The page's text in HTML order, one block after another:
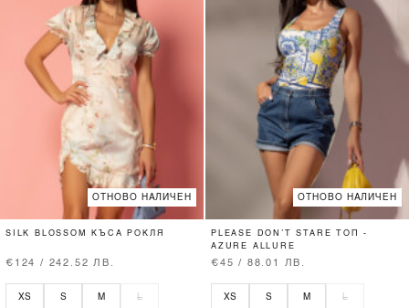
ОТНОВО НАЛИЧЕН
SILK BLOSSOM КЪСА РОКЛЯ
€124 / 242.52 ЛВ.
XS S M L
ОТНОВО НАЛИЧЕН
PLEASE DON’T STARE ТОП -
AZURE ALLURE
€45 / 88.01 ЛВ.
XS S M L